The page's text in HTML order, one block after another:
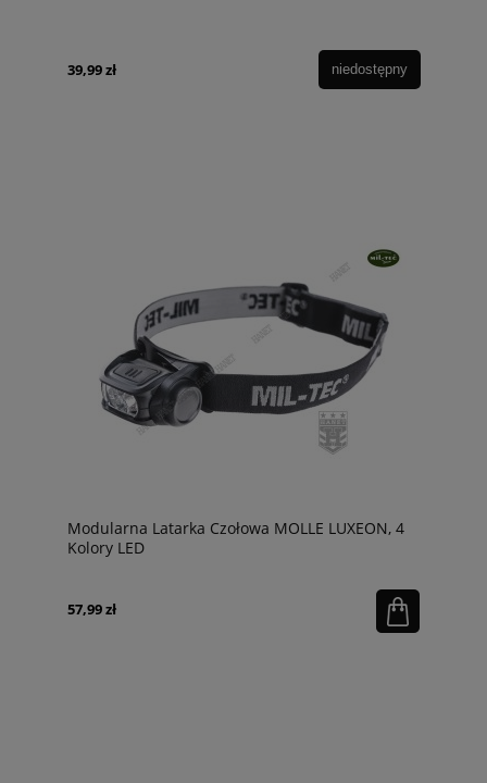
39,99 zł niedostępny
Modularna Latarka Czołowa MOLLE LUXEON, 4
Kolory LED
57,99 zł